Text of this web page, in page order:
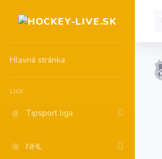
Hlavná stránka
LIGY
Tipsport liga
NHL